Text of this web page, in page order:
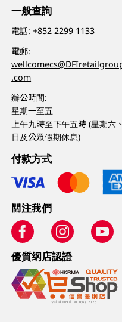
一般查詢
電話:+852 2299 1133
電郵:
.com
辦公時間:
星期一至五
上午九時至下午五時 (星期六、
日及公眾假期休息)
付款方式
關注我們
優質纲店認證